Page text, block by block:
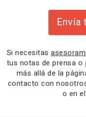
Envía
Si necesitas
tus notas de prensa o
más allá de la
contacto con
o en